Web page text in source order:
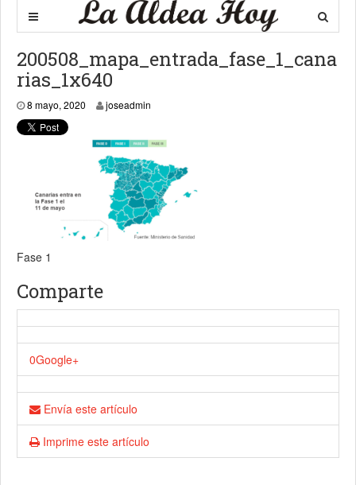
200508_mapa_entrada_fase_1_cana
rias_1x640
8 mayo, 2020 8 mayo, 2020
joseadmin
Fase 1
Comparte
0Google+
Envía este artículo
Imprime este artículo